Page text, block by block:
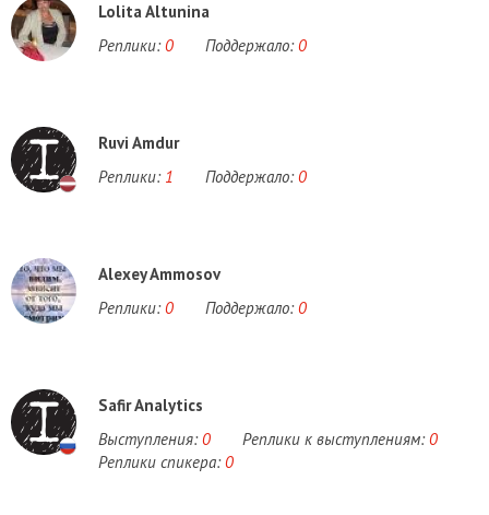
Lolita Altunina
Реплики: 0 Поддержало: 0
Ruvi Amdur
Реплики: 1 Поддержало: 0
Alexey Ammosov
Реплики: 0 Поддержало: 0
Safir Analytics
Выступления: 0 Реплики к выступлениям: 0
Реплики спикера: 0